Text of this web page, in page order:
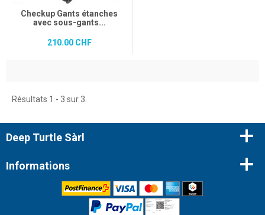
Checkup Gants étanches
avec sous-gants...
210.00 CHF
Résultats 1 - 3 sur 3.
Deep Turtle Sàrl
Informations